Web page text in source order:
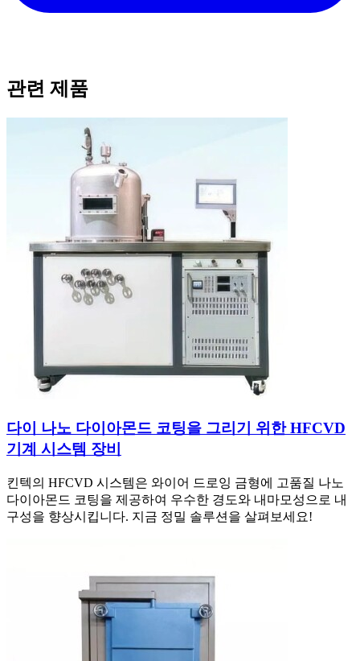
관련 제품
다이 나노 다이아몬드 코팅을 그리기 위한 HFCVD
기계 시스템 장비
킨텍의 HFCVD 시스템은 와이어 드로잉 금형에 고품질 나노
다이아몬드 코팅을 제공하여 우수한 경도와 내마모성으로 내
구성을 향상시킵니다. 지금 정밀 솔루션을 살펴보세요!